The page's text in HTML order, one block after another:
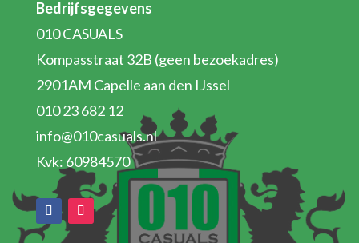
Bedrijfsgegevens
010 CASUALS
Kompasstraat 32B (geen bezoekadres)
2901AM Capelle aan den IJssel
010 23 682 12
info@010casuals.nl
Kvk: 60984570